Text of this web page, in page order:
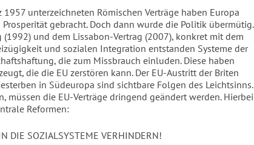
1957 unterzeichneten Römischen Verträge haben Europa
gebracht. Doch dann wurde die Politik übermütig.
(1992) und dem Lissabon-Vertrag (2007), konkret mit dem
und sozialen Integration entstanden Systeme der
die zum Missbrauch einluden. Diese haben
die die EU zerstören kann. Der EU-Austritt der Briten
in Südeuropa sind sichtbare Folgen des Leichtsinns.
müssen die EU-Verträge dringend geändert werden. Hierbei
Reformen:
DIE SOZIALSYSTEME VERHINDERN!